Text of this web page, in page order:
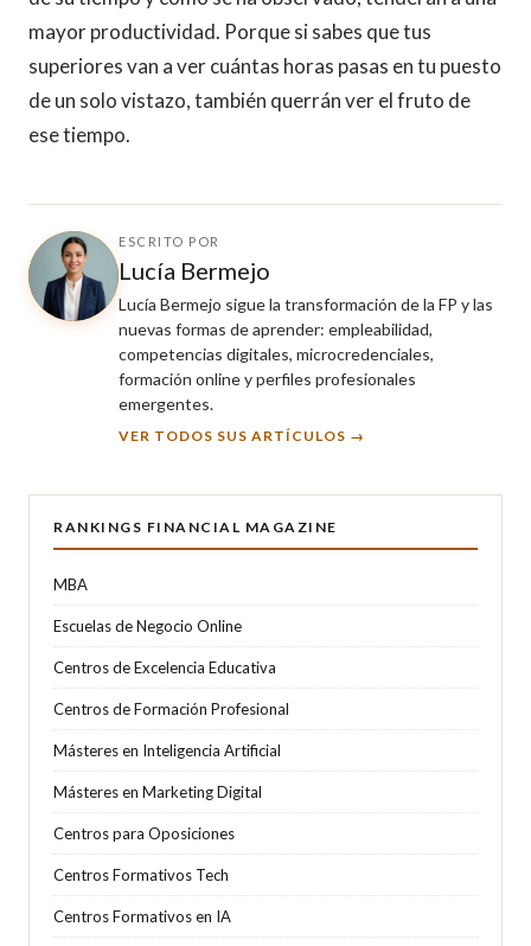
mayor productividad. Porque si sabes que tus
superiores van a ver cuántas horas pasas en tu puesto
de un solo vistazo, también querrán ver el fruto de
ese tiempo.
ESCRITO POR
Lucía Bermejo
Lucía Bermejo sigue la transformación de la FP y las
nuevas formas de aprender: empleabilidad,
competencias digitales, microcredenciales,
formación online y perfiles profesionales
emergentes.
VER TODOS SUS ARTÍCULOS →
RANKINGS FINANCIAL MAGAZINE
MBA
Escuelas de Negocio Online
Centros de Excelencia Educativa
Centros de Formación Profesional
Másteres en Inteligencia Artificial
Másteres en Marketing Digital
Centros para Oposiciones
Centros Formativos Tech
Centros Formativos en IA